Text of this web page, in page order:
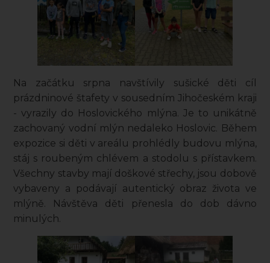
Na začátku srpna navštívily sušické děti cíl
prázdninové štafety v sousedním Jihočeském kraji
- vyrazily do Hoslovického mlýna. Je to unikátně
zachovaný vodní mlýn nedaleko Hoslovic. Během
expozice si děti v areálu prohlédly budovu mlýna,
stáj s roubeným chlévem a stodolu s přístavkem.
Všechny stavby mají doškové střechy, jsou dobově
vybaveny a podávají autentický obraz života ve
mlýně. Návštěva děti přenesla do dob dávno
minulých.